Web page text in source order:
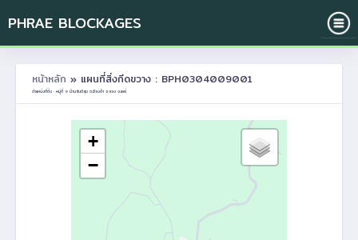
PHRAE BLOCKAGES
หน้าหลัก » แผนที่สิ่งกีดขวาง : BPH0304009001
ตำแหน่งที่ตั้ง : หมู่ที่ 9 บ้านสันติสุข ต.เวียงต้า อ.ลอง จ.แพร่
+
−